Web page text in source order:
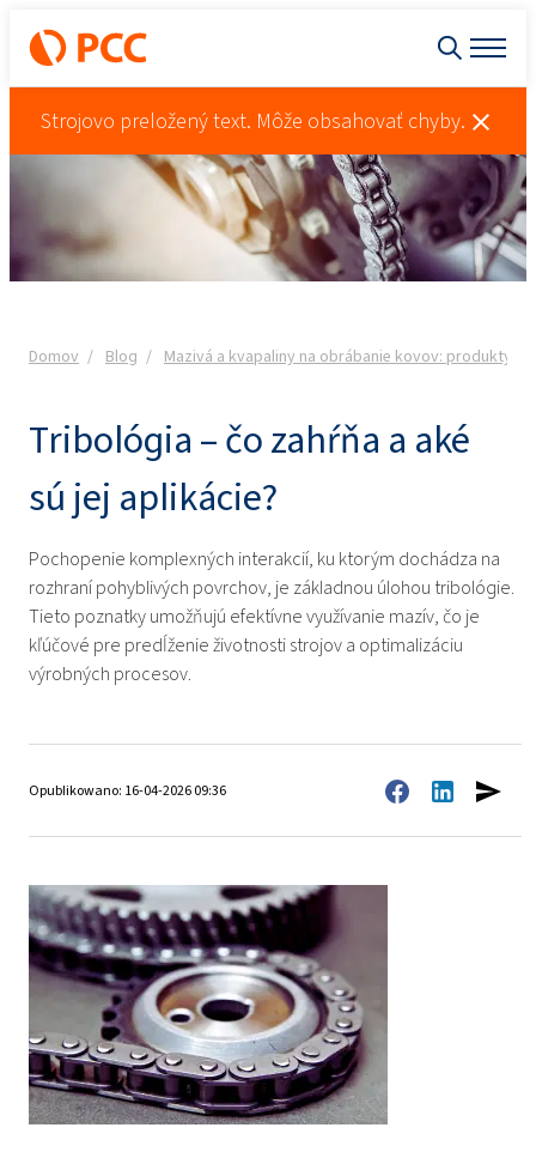
Strojovo preložený text. Môže obsahovať chyby.
Domov Blog Mazivá a kvapaliny na obrábanie kovov: produkty
Tribológia – čo zahŕňa a aké
sú jej aplikácie?
Pochopenie komplexných interakcií, ku ktorým dochádza na
rozhraní pohyblivých povrchov, je základnou úlohou tribológie.
Tieto poznatky umožňujú efektívne využívanie mazív, čo je
kľúčové pre predĺženie životnosti strojov a optimalizáciu
výrobných procesov.
Opublikowano: 16-04-2026 09:36